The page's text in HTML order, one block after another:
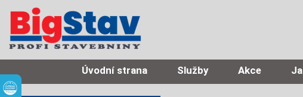
Úvodní strana Služby Akce